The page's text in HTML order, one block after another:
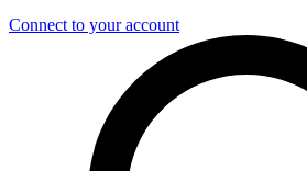
Connect to your account